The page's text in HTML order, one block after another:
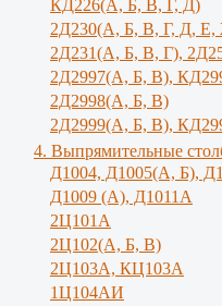
КД226(А, Б, В, Г, Д)
2Д230(А, Б, В, Г, Д,
2Д231(А, Б, В, Г),
2Д2997(А, Б, В),
2Д2998(А, Б, В)
2Д2999(А, Б, В),
4. Выпрямительные
Д1004, Д1005(А, Б),
Д1009 (А), Д1011А
2Ц101А
2Ц102(А, Б, В)
2Ц103А, КЦ103А
1Ц104АИ